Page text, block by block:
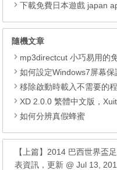
下載免費日本遊戲 japan
隨機文章
mp3directcut 小巧易用的
如何設定Windows7屏幕
移除啟動時載入不需要的
XD 2.0.0 繁體中文版，
如何分辨真假蜂蜜
【上篇】 2014 巴西世界盃
表資訊，更新 @ Jul 13,